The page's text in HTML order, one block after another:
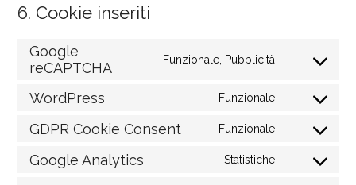
6. Cookie inseriti
Google
reCAPTCHA
Funzionale, Pubblicità
CONSENT
WordPress Funzionale
CONSENT
GDPR Cookie Consent Funzionale
CONSENT
COOKIE-
CONSENT
Google Analytics Statistiche
CONSENT